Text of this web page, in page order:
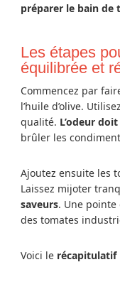
préparer le bain de
Les étapes
équilibrée et
Commencez par
l’huile d’olive.
qualité. L’odeur
brûler les
Ajoutez ensuite les
Laissez mijoter
saveurs. Une pointe
des tomates
Voici le récapitulatif